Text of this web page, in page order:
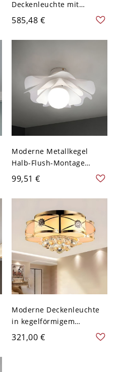
Deckenleuchte mit
Stufendesign und klarem
Kristallschirm - 110V-120V
80,01 cm
585,48 €
Moderne Metallkegel
Halb-Flush-Montage
Deckenleuchte für
zeitgenössische
Wohnkultur - 110V-120V
41,91 cm
99,51 €
Moderne Deckenleuchte
in kegelförmigem
Elfenbein-Design mit
weißem Glasschirm und
321,00 €